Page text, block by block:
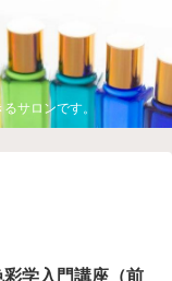
サロンです。
学入門講座（前